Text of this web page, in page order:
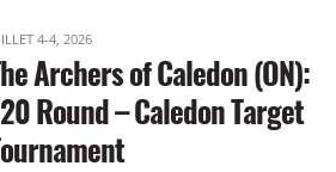
4-4, 2026
Archers of Caledon (ON):
Round – Caledon Target